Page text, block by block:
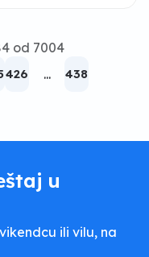
od 7004
426 ... 438
u
ili vilu, na